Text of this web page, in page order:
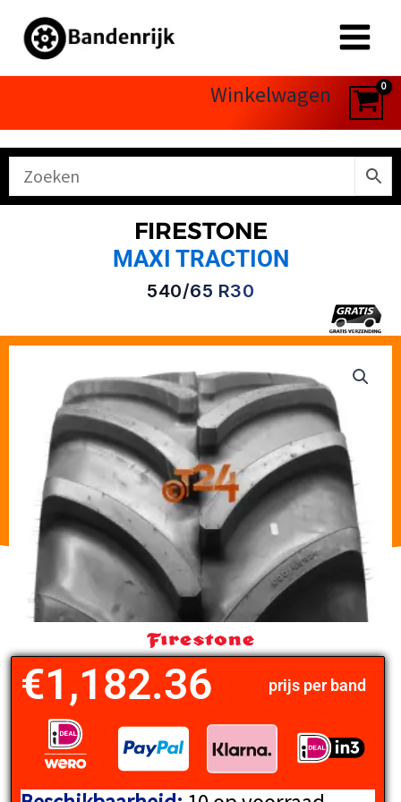
naar
Winkelwagen
FIRESTONE
MAXI TRACTION
540/65 R30
prijs per band
€1,182.36